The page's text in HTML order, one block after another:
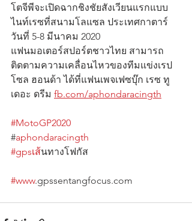
โตจีพีจะเปิดฉากชิงชัยสังเวียนแรกแบบ
ไนท์เรซที่สนามโลแซล ประเทศกาตาร์
วันที่ 5-8 มีนาคม 2020
แฟนมอเตอร์สปอร์ตชาวไทย สามารถ
ติดตามความเคลื่อนไหวของทีมแข่งเรป
โซล ฮอนด้า ได้ที่แฟนเพจเฟซบุ๊ก เรซ ทู
เดอะ ดรีม fb.com/aphondaracingth
#MotoGP2020
#aphondaracingth
#gpsเส้นทางโฟกัส
#www.gpssentangfocus.com